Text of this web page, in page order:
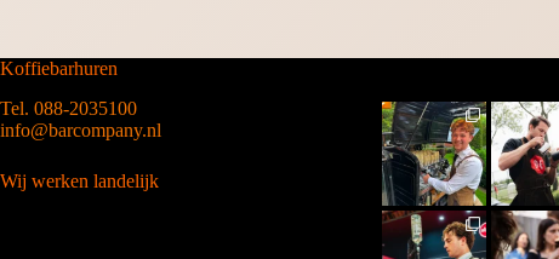
Koffiebarhuren
Tel. 088-2035100
info@barcompany.nl
Wij werken landelijk